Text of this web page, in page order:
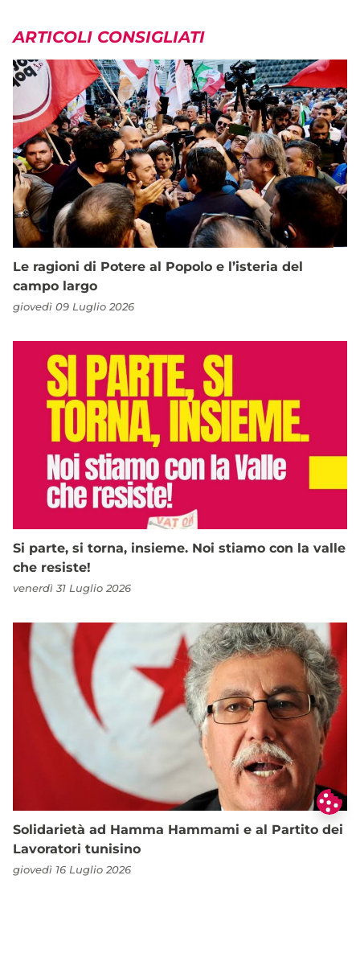
ARTICOLI CONSIGLIATI
Le ragioni di Potere al Popolo e l’isteria del
campo largo
giovedì 09 Luglio 2026
Si parte, si torna, insieme. Noi stiamo con la valle
che resiste!
venerdì 31 Luglio 2026
Solidarietà ad Hamma Hammami e al Partito dei
Lavoratori tunisino
giovedì 16 Luglio 2026